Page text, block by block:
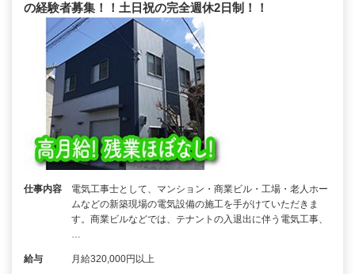
の経験者募集！！土日祝の完全週休2日制！！
仕事内容
電気工事士として、マンション・商業ビル・工場・老人ホー
ムなどの新築現場の電気設備の施工を手がけていただきま
す。商業ビルなどでは、テナントの入退出に伴う電気工事、
…
給与 月給320,000円以上